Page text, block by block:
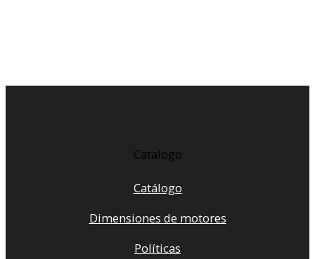
Catalogo
Catálogo
Dimensiones de motores
Políticas